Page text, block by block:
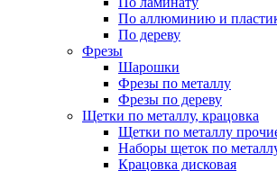
По аллюминию и
По дереву
Фрезы
Шарошки
Фрезы по металлу
Фрезы по дереву
Щетки по металлу, крацовка
Щетки по металлу
Наборы щеток по
Крацовка дисковая